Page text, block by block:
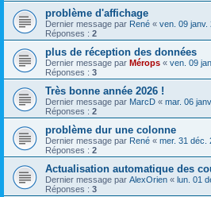
problème d'affichage
Dernier message par René « ven. 09 janv.
Réponses : 2
plus de réception des données
Dernier message par Mérops « ven. 09
Réponses : 3
Très bonne année 2026 !
Dernier message par MarcD « mar. 06
Réponses : 2
problème dur une colonne
Dernier message par René « mer. 31 déc.
Réponses : 2
Actualisation automatique des
Dernier message par AlexOrien « lun. 01
Réponses : 3